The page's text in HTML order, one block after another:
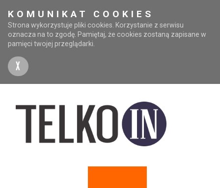
KOMUNIKAT COOKIES
Strona wykorzystuje pliki cookies. Korzystanie z serwisu
oznacza na to zgodę. Pamiętaj, że cookies zostaną zapisane w
pamięci twojej przeglądarki.
X